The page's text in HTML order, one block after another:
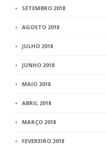
SETEMBRO 2018
AGOSTO 2018
JULHO 2018
JUNHO 2018
MAIO 2018
ABRIL 2018
MARÇO 2018
FEVEREIRO 2018